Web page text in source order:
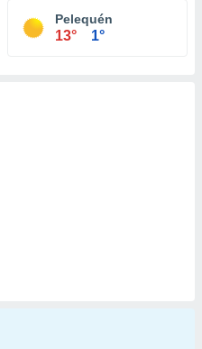
Pelequén
13° 1°